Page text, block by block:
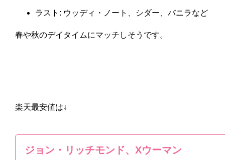
ラスト: ウッディ・ノート、シダー、バニラなど
春や秋のデイタイムにマッチしそうです。
楽天最安値は↓
ジョン・リッチモンド、Xウーマン